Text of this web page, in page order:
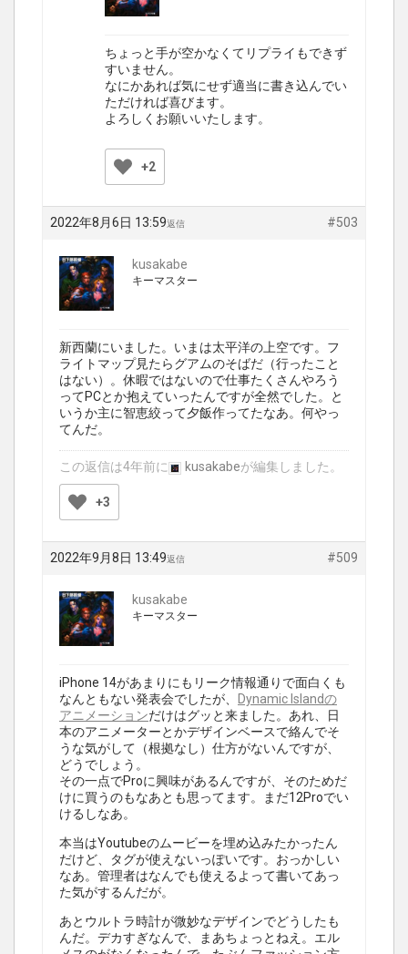
ちょっと手が空かなくてリプライもできず
すいません。
なにかあれば気にせず適当に書き込んでい
ただければ喜びます。
よろしくお願いいたします。
+2
2022年8月6日 13:59 #503
返信
kusakabe
キーマスター
新西蘭にいました。いまは太平洋の上空です。フ
ライトマップ見たらグアムのそばだ（行ったこと
はない）。休暇ではないので仕事たくさんやろう
ってPCとか抱えていったんですが全然でした。と
いうか主に智恵絞って夕飯作ってたなあ。何やっ
てんだ。
この返信は4年前に kusakabeが編集しました。
+3
2022年9月8日 13:49 #509
返信
kusakabe
キーマスター
iPhone 14があまりにもリーク情報通りで面白くも
なんともない発表会でしたが、
Dynamic Islandの
アニメーションだけはグッと来ました。あれ、日
本のアニメーターとかデザインベースで絡んでそ
うな気がして（根拠なし）仕方がないんですが、
どうでしょう。
その一点でProに興味があるんですが、そのためだ
けに買うのもなあとも思ってます。まだ12Proでい
けるしなあ。
本当はYoutubeのムービーを埋め込みたかったん
だけど、タグが使えないっぽいです。おっかしい
なあ。管理者はなんでも使えるよって書いてあっ
た気がするんだが。
あとウルトラ時計が微妙なデザインでどうしたも
んだ。デカすぎなんで、まあちょっとねえ。エル